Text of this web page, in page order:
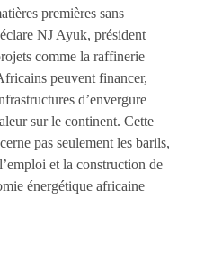
premières sans
NJ Ayuk, président
comme la raffinerie
peuvent financer,
d’envergure
sur le continent. Cette
pas seulement les barils,
et la construction de
énergétique africaine